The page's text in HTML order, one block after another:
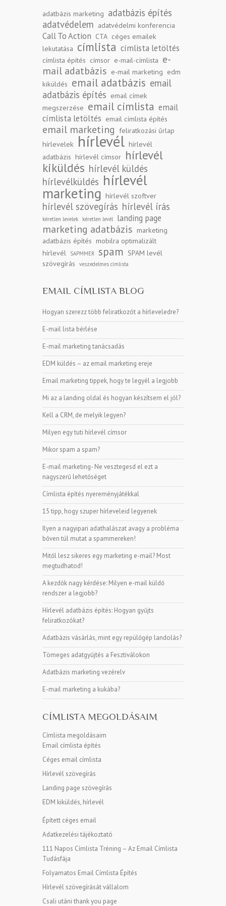
adatbázis marketing adatbázis építés
adatvédelem adatvédelmi konferencia
Call To Action CTA céges emailek
lekutatása címlista címlista letöltés
címlista építés címsor e-mail-címlista e-
mail adatbázis e-mail marketing edm
kiküldés email adatbázis email
adatbázis építés email címek
megszerzése email címlista email
címlista letöltés email címlista építés
email marketing feliratkozási űrlap
hírlevelek
hírlevél hírlevél
adatbázis hírlevél címsor hírlevél
kiküldés hírlevél küldés
hírlevélküldés hírlevél
marketing hírlevél szoftver
hírlevél szövegírás hírlevél írás
kéretlen levelek kéretlen levél landing page
marketing adatbázis marketing
adatbázis építés mobilra optimalizált
hírlevél
SAPMMER spam SPAM levél
szövegírás
veszedelmes címlista
EMAIL CÍMLISTA BLOG
Hogyan szerezz több feliratkozót a hírleveledre?
E-mail lista bérlése
E-mail marketing tanácsadás
EDM küldés – az email marketing ereje
Email marketing tippek, hogy te legyél a legjobb
Mi az a landing oldal és hogyan készítsem el jól?
Kell a CRM, de melyik legyen?
Milyen egy tuti hírlevél címsor
Mikor spam a spam?
E-mail marketing- Ne vesztegesd el ezt a
nagyszerű lehetőséget
Címlista építés nyereményjátékkal
15 tipp, hogy szuper hírleveleid legyenek
Ilyen a nagyipari adathalászat avagy a probléma
bőven túl mutat a spammereken!
Mitől lesz sikeres egy marketing e-mail? Most
megtudhatod!
A kezdők nagy kérdése: Milyen e-mail küldő
rendszer a legjobb?
Hírlevél adatbázis építés: Hogyan gyűjts
feliratkozókat?
Adatbázis vásárlás, mint egy repülőgép landolás?
Tömeges adatgyűjtés a Fesztiválokon
Adatbázis marketing vezérelv
E-mail marketing a kukába?
CÍMLISTA MEGOLDÁSAIM
Címlista megoldásaim
Email címlista építés
Céges email címlista
Hírlevél szövegírás
Landing page szövegírás
EDM kiküldés, hírlevél
Épített céges email
Adatkezelési tájékoztató
111 Napos Címlista Tréning – Az Email Címlista
Tudásfája
Folyamatos Email Címlista Építés
Hírlevél szövegírását vállalom
Csali utáni thank you page